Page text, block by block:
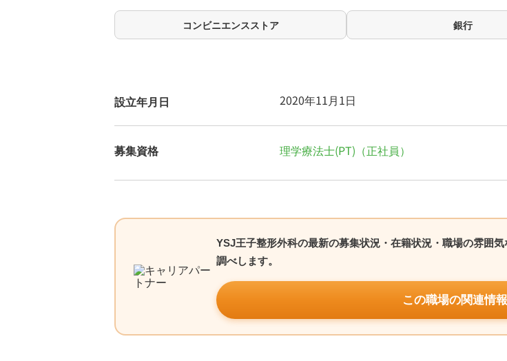
コンビニエンスストア 銀行
設立年月日 2020年11月1日
募集資格 理学療法士(PT)（正社員）
YSJ王子整形外科の最新の募集状況・在籍状況・職場の雰囲
調べします。
この職場の関連情